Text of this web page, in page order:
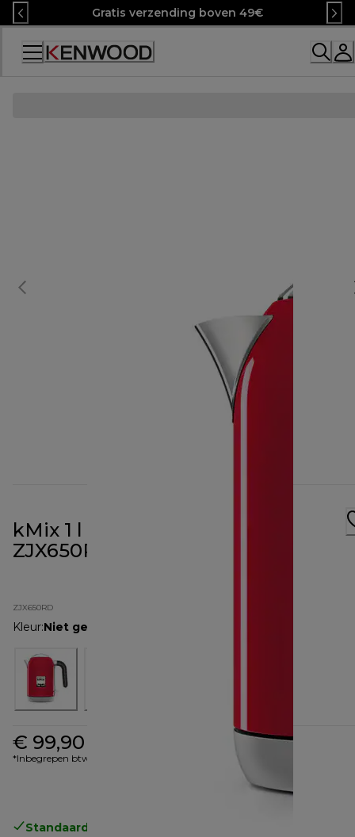
Skip
to
Content
Gratis verzending boven 49€
kMix 1 l waterkoker rood
ZJX650RD
ZJX650RD
Kleur:Niet gespecificeerd
€ 99,90
*Inbegrepen btw
Standaard gratis verzending